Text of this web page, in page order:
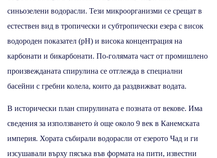
синьозелени водорасли. Тези микроорганизми се срещат в
естествен вид в тропически и субтропически езера с висок
водороден показател (рН) и висока концентрация на
карбонати и бикарбонати. По-голямата част от промишлено
произвежданата спирулина се отглежда в специални
басейни с гребни колела, които да раздвижват водата.
В исторически план спирулината е позната от векове. Има
сведения за използването ѝ още около 9 век в Канемската
империя. Хората събирали водорасли от езерото Чад и ги
изсушавали върху пясъка във формата на пити, известни